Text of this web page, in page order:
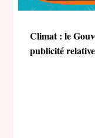
Climat : le
publicité